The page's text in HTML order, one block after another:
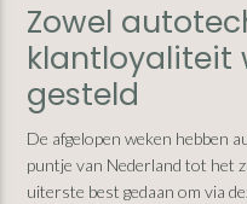
Zowel
klantloyaliteit
gesteld
De afgelopen weken hebben
puntje van Nederland tot het
uiterste best gedaan om via